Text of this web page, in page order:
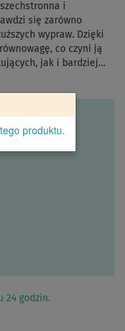
i
się zarówno
wypraw. Dzięki
co czyni ją
jak i bardziej…
produktu.
24 godzin.